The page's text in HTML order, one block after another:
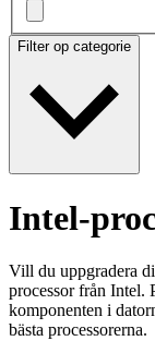
Filter op categorie
Intel-
Vill du uppgradera
processor från Intel.
komponenten i
bästa processorerna.